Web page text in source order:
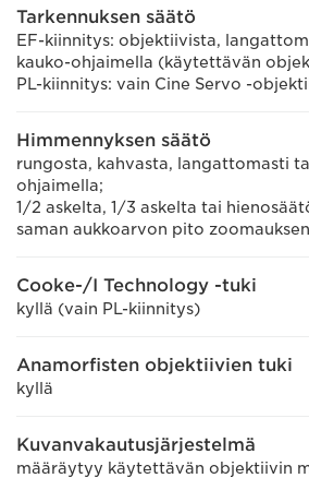
Tarkennuksen säätö
EF-kiinnitys: objektiivista,
kauko-ohjaimella (käytettävän
PL-kiinnitys: vain Cine Servo -
Himmennyksen säätö
rungosta, kahvasta, langattomasti
ohjaimella;
1/2 askelta, 1/3 askelta tai
saman aukkoarvon pito
Cooke-/I Technology -tuki
kyllä (vain PL-kiinnitys)
Anamorfisten objektiivien tuki
kyllä
Kuvanvakautusjärjestelmä
määräytyy käytettävän objektiivin